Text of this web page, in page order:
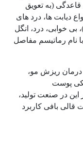
(به تعویق
دیابت ها، درد های
خوابی، درد، انگل
نام رماتیسم مفاصل
درمان ریزش مو،
پوست
در صنعت تولید،
قالی بافی کاربرد